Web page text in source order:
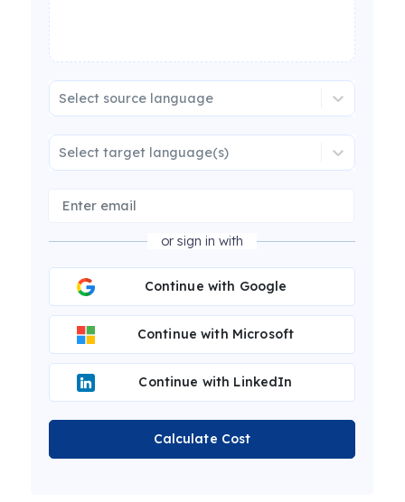
Select source language
Select target language(s)
or sign in with
Continue with Google
Continue with Microsoft
Continue with LinkedIn
Calculate Cost